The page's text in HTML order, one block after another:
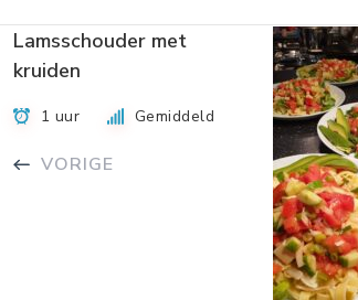
Lamsschouder met
kruiden
1 uur Gemiddeld
VORIGE